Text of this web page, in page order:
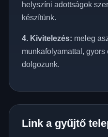
helyszíni adottságok
készítünk.
4. Kivitelezés: meleg
munkafolyamattal, gyors
dolgozunk.
Link a gyűjtő